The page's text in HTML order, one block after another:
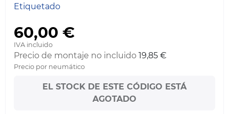
Etiquetado
60,00 €
IVA incluido
Precio de montaje no incluido 19,85 €
Precio por neumático
EL STOCK DE ESTE CÓDIGO ESTÁ
AGOTADO